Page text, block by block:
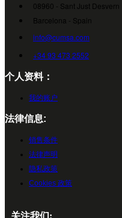
08960 - Sant Just Desvern
Barcelona - Spain
info@cumsa.com
+34 93 473 2552
个人资料：
我的账户
法律信息:
销售条件
法律声明
隐私政策
Cookies 政策
关注我们: